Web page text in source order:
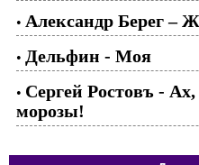
• Александр Берег –
• Дельфин - Моя
• Сергей Ростовъ -
морозы!